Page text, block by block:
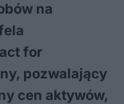
na
for
pozwalający
cen aktywów,